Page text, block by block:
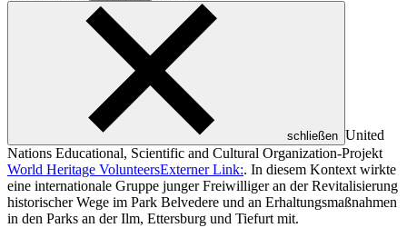
schließen United
Nations Educational, Scientific and Cultural Organization-Projekt
World Heritage VolunteersExterner Link:. In diesem Kontext wirkte
eine internationale Gruppe junger Freiwilliger an der Revitalisierung
historischer Wege im Park Belvedere und an Erhaltungsmaßnahmen
in den Parks an der Ilm, Ettersburg und Tiefurt mit.